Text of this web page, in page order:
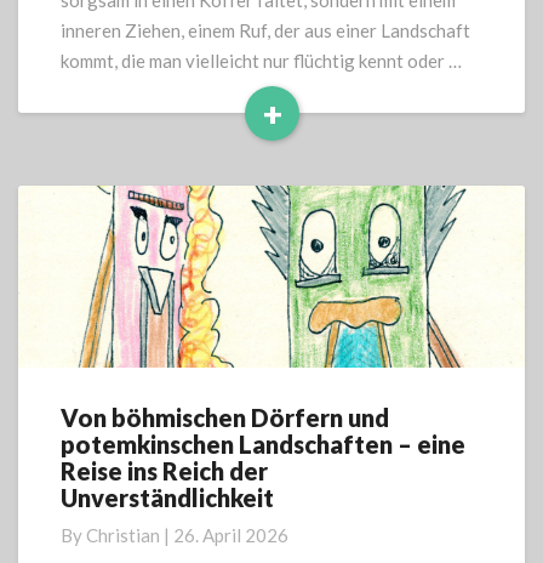
inneren Ziehen, einem Ruf, der aus einer Landschaft
kommt, die man vielleicht nur flüchtig kennt oder …
+
Read
Von
böhmischen
Dörfern
und
potemkinschen
Landschaften
Von böhmischen Dörfern und
potemkinschen Landschaften – eine
Reise ins Reich der
Unverständlichkeit
By Christian | 26. April 2026